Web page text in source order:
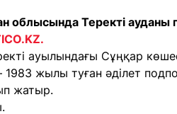
облысында Теректі
ауылындағы Сұңқар
1983 жылы туған әділет
жатыр.